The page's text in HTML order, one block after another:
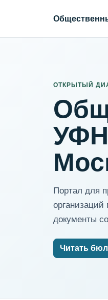
ОТКРЫТЫЙ
Портал для
документы
Читать